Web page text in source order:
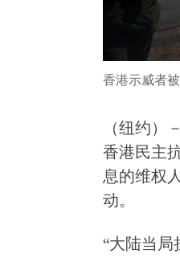
香港示威者
（纽约）
香港民主
息的维权
动。
“大陆当